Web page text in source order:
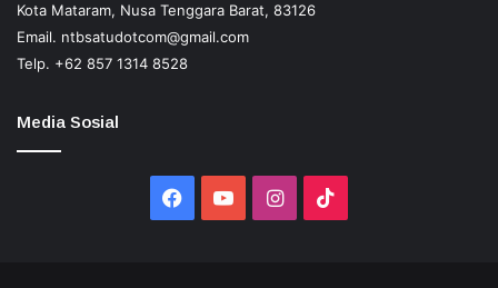
Kota Mataram, Nusa Tenggara Barat, 83126
Email. ntbsatudotcom@gmail.com
Telp. +62 857 1314 8528
Media Sosial
Facebook
YouTubeInstagram